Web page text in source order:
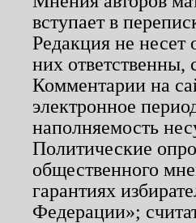
вступает в
Редакция не несет
них ответственны,
Комментарии на
электронное
наполняемость
Политические
общественного
гарантиях
Федерации»;